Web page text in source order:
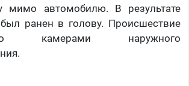
мимо автомобилю. В результате
ранен в голову. Происшествие
камерами наружного